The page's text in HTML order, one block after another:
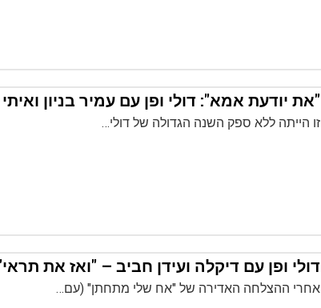
"את יודעת אמא": דולי ופן עם עמיר בניון ואיתי
זו הייתה ללא ספק השנה הגדולה של דולי…
דולי ופן עם דיקלה ועידן חביב – "ואז את
אחרי ההצלחה האדירה של "אח שלי מתחתן" (עם…